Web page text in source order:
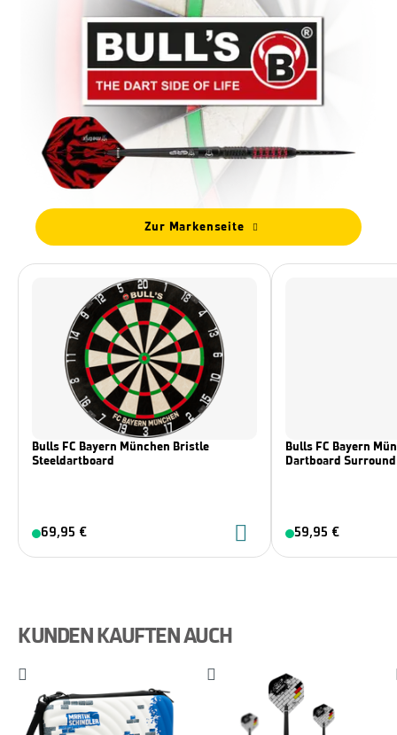
Zur Markenseite
Bulls FC Bayern München Bristle
Steeldartboard
69,95 €
Bulls FC Bayern
Dartboard Surround
59,95 €
KUNDEN KAUFTEN AUCH